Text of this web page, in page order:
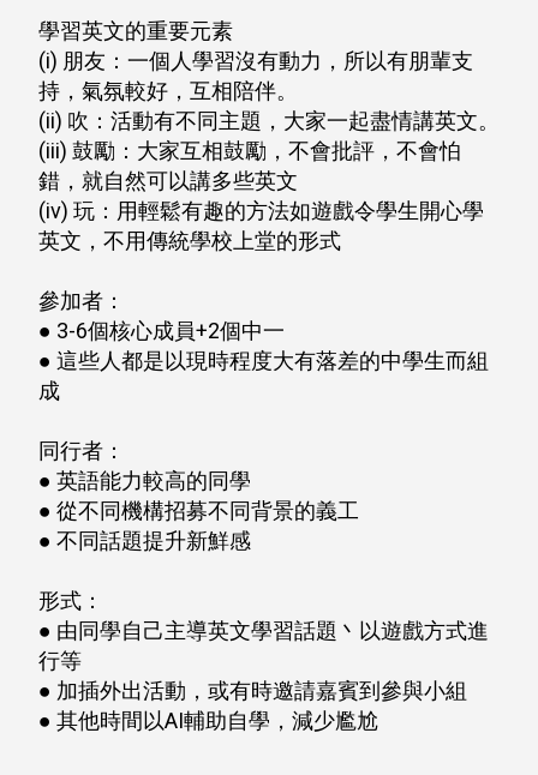
學習英文的重要元素
(i) 朋友：一個人學習沒有動力，所以有朋輩支
持，氣氛較好，互相陪伴。
(ii) 吹：活動有不同主題，大家一起盡情講英文。
(iii) 鼓勵：大家互相鼓勵，不會批評，不會怕
錯，就自然可以講多些英文
(iv) 玩：用輕鬆有趣的方法如遊戲令學生開心學
英文，不用傳統學校上堂的形式
參加者：
● 3-6個核心成員+2個中一
● 這些人都是以現時程度大有落差的中學生而組
成
同行者：
● 英語能力較高的同學
● 從不同機構招募不同背景的義工
● 不同話題提升新鮮感
形式：
● 由同學自己主導英文學習話題丶以遊戲方式進
行等
● 加插外出活動，或有時邀請嘉賓到參與小組
● 其他時間以AI輔助自學，減少尷尬